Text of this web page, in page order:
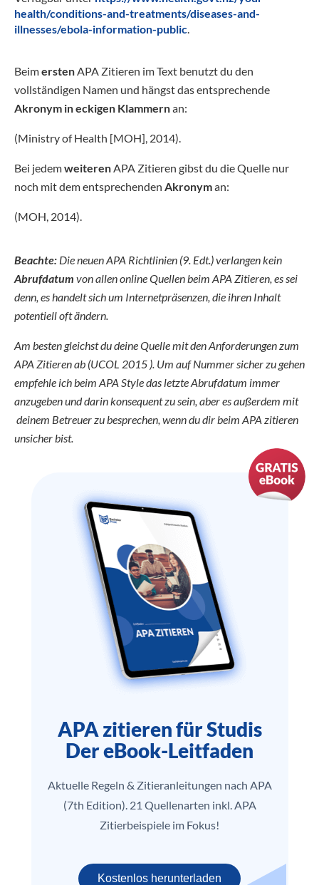
health/conditions-and-treatments/diseases-and-
illnesses/ebola-information-public
Beimersten APA Zitieren im Text benutzt du den
vollständigen Namen und hängst das entsprechende
Akronym in eckigen Klammernan:
(Ministry of Health [MOH], 2014).
Bei jedemweiteren APA Zitieren gibst du die Quelle nur
noch mit dem entsprechenden Akronyman:
(MOH, 2014).
Beachte: Die neuen APA Richtlinien (9. Edt.) verlangen kein
Abrufdatum von allen online Quellen beim APA Zitieren, es sei
denn, es handelt sich um Internetpräsenzen, die ihren Inhalt
potentiell oft ändern.
Am besten gleichst du deine Quelle mit den Anforderungen zum
APA Zitieren ab (UCOL 2015 ). Um auf Nummer sicher zu gehen
empfehle ich beim APA Style das letzte Abrufdatum immer
anzugeben und darin konsequent zu sein, aber es außerdem mit
deinem Betreuer zu besprechen, wenn du dir beim APA zitieren
unsicher bist.
APA zitieren für Studis
Der eBook-Leitfaden
Aktuelle Regeln & Zitieranleitungen nach APA
(7th Edition). 21 Quellenarten inkl. APA
Zitierbeispiele im Fokus!
Kostenlos herunterladen